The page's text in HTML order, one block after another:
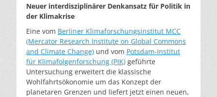
Neuer interdisziplinärer Denkansatz für Politik in
der Klimakrise
Eine vom Berliner Klimaforschungsinstitut MCC
(Mercator Research Institute on Global Commons
and Climate Change) und vom Potsdam-Institut
für Klimafolgenforschung (PIK) geführte
Untersuchung erweitert die klassische
Wohlfahrtsökonomie um das Konzept der
planetaren Grenzen und liefert jetzt einen neuen,